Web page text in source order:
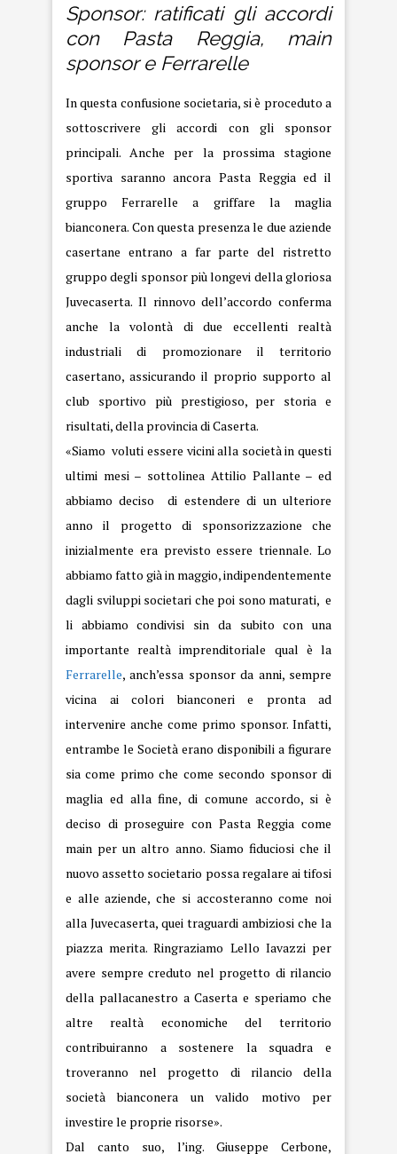
Sponsor: ratificati gli accordi
con Pasta Reggia, main
sponsor e Ferrarelle
In questa confusione societaria, si è proceduto a
sottoscrivere gli accordi con gli sponsor
principali. Anche per la prossima stagione
sportiva saranno ancora Pasta Reggia ed il
gruppo Ferrarelle a griffare la maglia
bianconera. Con questa presenza le due aziende
casertane entrano a far parte del ristretto
gruppo degli sponsor più longevi della gloriosa
Juvecaserta. Il rinnovo dell’accordo conferma
anche la volontà di due eccellenti realtà
industriali di promozionare il territorio
casertano, assicurando il proprio supporto al
club sportivo più prestigioso, per storia e
risultati, della provincia di Caserta.
«Siamo voluti essere vicini alla società in questi
ultimi mesi – sottolinea Attilio Pallante – ed
abbiamo deciso di estendere di un ulteriore
anno il progetto di sponsorizzazione che
inizialmente era previsto essere triennale. Lo
abbiamo fatto già in maggio, indipendentemente
dagli sviluppi societari che poi sono maturati, e
li abbiamo condivisi sin da subito con una
importante realtà imprenditoriale qual è la
Ferrarelle, anch’essa sponsor da anni, sempre
vicina ai colori bianconeri e pronta ad
intervenire anche come primo sponsor. Infatti,
entrambe le Società erano disponibili a figurare
sia come primo che come secondo sponsor di
maglia ed alla fine, di comune accordo, si è
deciso di proseguire con Pasta Reggia come
main per un altro anno. Siamo fiduciosi che il
nuovo assetto societario possa regalare ai tifosi
e alle aziende, che si accosteranno come noi
alla Juvecaserta, quei traguardi ambiziosi che la
piazza merita. Ringraziamo Lello Iavazzi per
avere sempre creduto nel progetto di rilancio
della pallacanestro a Caserta e speriamo che
altre realtà economiche del territorio
contribuiranno a sostenere la squadra e
troveranno nel progetto di rilancio della
società bianconera un valido motivo per
investire le proprie risorse».
Dal canto suo, l’ing. Giuseppe Cerbone,